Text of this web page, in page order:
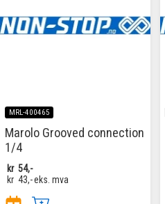
MRL-400465
Marolo Grooved connection
1/4
kr 54,-
kr 43,-eks. mva